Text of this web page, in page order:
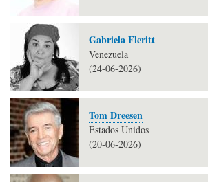
Gabriela Fleritt
Venezuela
(24-06-2026)
Tom Dreesen
Estados Unidos
(20-06-2026)